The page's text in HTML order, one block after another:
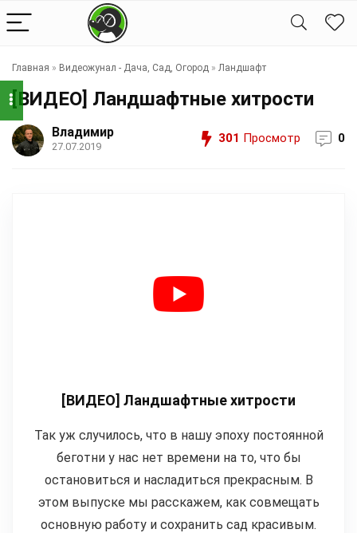
Главная » Видеожунал - Дача, Сад, Огород » Ландшафт
[ВИДЕО] Ландшафтные хитрости
Владимир
27.07.2019
301 Просмотр 0
[ВИДЕО] Ландшафтные хитрости
Так уж случилось, что в нашу эпоху постоянной
беготни у нас нет времени на то, что бы
остановиться и насладиться прекрасным. В
этом выпуске мы расскажем, как совмещать
основную работу и сохранить сад красивым.